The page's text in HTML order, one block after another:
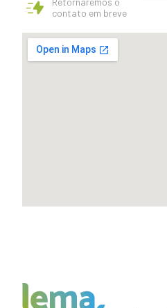
contato em breve